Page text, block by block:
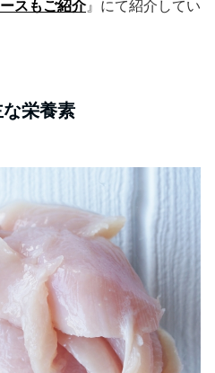
スもご紹介』にて紹介してい
栄養素